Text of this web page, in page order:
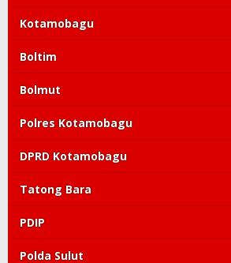
Kotamobagu
Boltim
Bolmut
Polres Kotamobagu
DPRD Kotamobagu
Tatong Bara
PDIP
Polda Sulut